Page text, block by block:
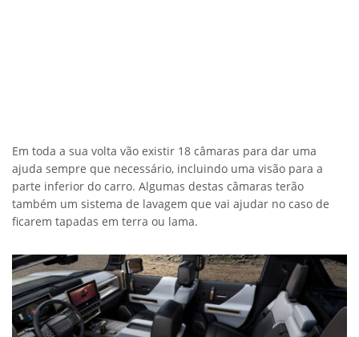
Em toda a sua volta vão existir 18 câmaras para dar uma
ajuda sempre que necessário, incluindo uma visão para a
parte inferior do carro. Algumas destas câmaras terão
também um sistema de lavagem que vai ajudar no caso de
ficarem tapadas em terra ou lama.